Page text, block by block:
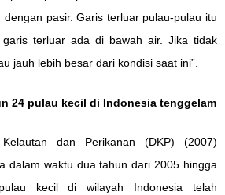
pasir. Garis terluar pulau-pulau itu
garis terluar ada di bawah air. Jika tidak
jauh lebih besar dari kondisi saat ini”.
24 pulau kecil di Indonesia tenggelam
dan Perikanan (DKP) (2007)
dalam waktu dua tahun dari 2005 hingga
kecil di wilayah Indonesia telah